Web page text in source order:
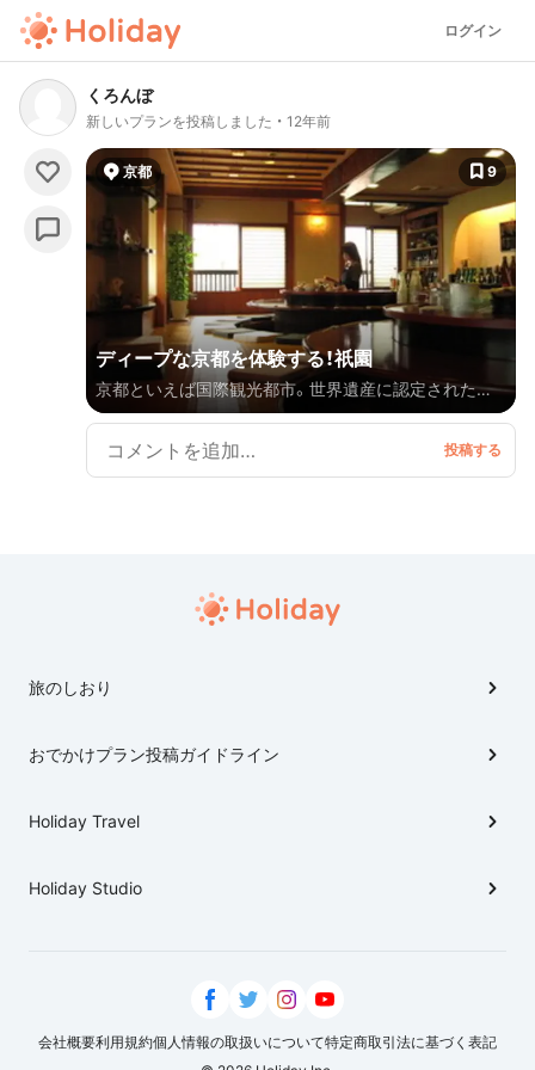
ログイン
くろんぼ
新しいプランを投稿しました 12年前
京都 9
ディープな京都を体験する！祇園
京都といえば国際観光都市。世界遺産に認定された社
寺仏閣も多く、一日では廻りきれない観光地である。
前回もそのように述べましたが、やはり清水寺はＮｏ１
の観光名所。皆様が訪れたい場所である。 今回も清水
る）夕食には少し早いので 四条通りで和のスィーツを
楽しむ。八坂神社より四条大橋までは様々な甘味所が
旅のしおり
おでかけプラン投稿ガイドライン
Holiday Travel
Holiday Studio
会社概要利用規約個人情報の取扱いについて特定商取引法に基づく表記